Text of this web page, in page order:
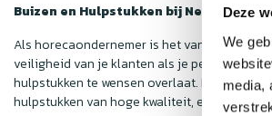
Deze
We
media,
Buizen en Hulpstukken bij Nedfan
Als horecaondernemer is het van groot
veiligheid van je klanten als je personeel
hulpstukken te wensen overlaat. Deze
hulpstukken van hoge kwaliteit, en dat ook